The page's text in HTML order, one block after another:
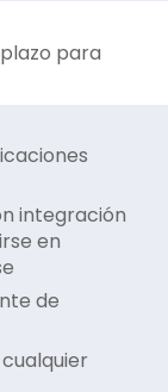
para
integración
en
de